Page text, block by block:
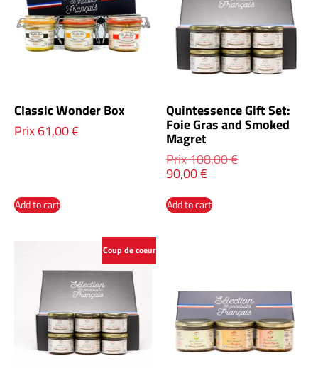
Classic Wonder Box
Prix61,00€
Add to cart
Quintessence Gift Set:
Foie Gras and Smoked
Magret
Prix108,00€
90,00€
Add to cart
Coup de coeur